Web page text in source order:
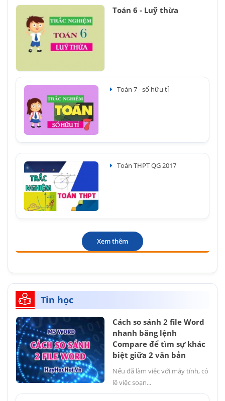
Toán 6 - Luỹ thừa
Toán 7 - số hữu tỉ
Toán THPT QG 2017
Xem thêm
Tin học
Cách so sánh 2 file Word
nhanh bằng lệnh
Compare để tìm sự khác
biệt giữa 2 văn bản
Nếu đã làm việc với máy tính, có
lẽ việc soạn...